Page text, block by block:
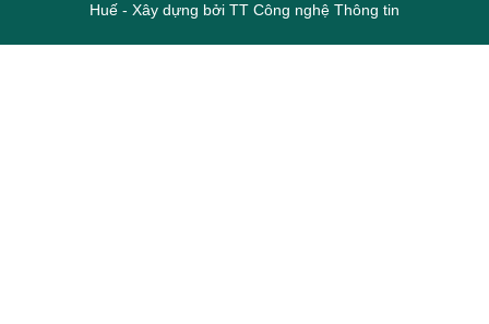
Huế - Xây dựng bởi TT Công nghệ Thông tin